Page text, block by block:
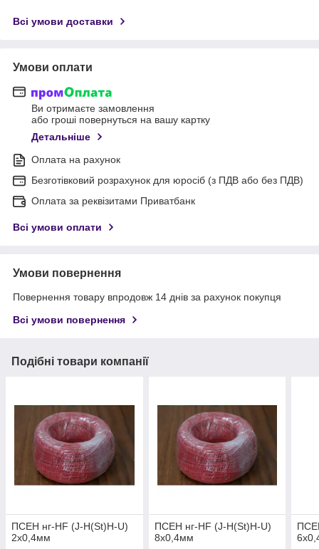
Всі умови доставки
Умови оплати
Ви отримаєте замовлення
або гроші повернуться на вашу картку
Детальніше
Оплата на рахунок
Безготівковий розрахунок для юросіб (з ПДВ або без ПДВ)
Оплата за реквізитами Приватбанк
Всі умови оплати
Умови повернення
Повернення товару впродовж 14 днів за рахунок покупця
Всі умови повернення
Подібні товари компанії
ПСЕН нг-HF (J-H(St)H-U)
2х0,4мм
ПСЕН нг-HF (J-H(St)H-U)
8х0,4мм